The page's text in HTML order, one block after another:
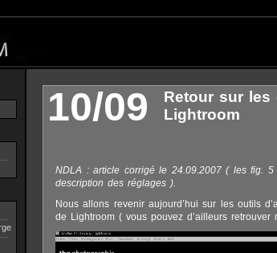
10/09
Retour sur les
Lightroom
NDLA : article corrigé le 24.09.2007 ( les fig.
description des réglages ).
Nous allons revenir aujourd’hui sur les outils
de Lightroom ( vous pouvez d’ailleurs retrouver